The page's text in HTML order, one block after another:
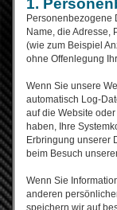
1.
Personenbezogene
Name, die Adresse,
(wie zum Beispiel
ohne Offenlegung
Wenn Sie unsere
automatisch Log-
auf die Website
haben, Ihre
Erbringung unserer
beim Besuch
Wenn Sie
anderen
speichern wir auf